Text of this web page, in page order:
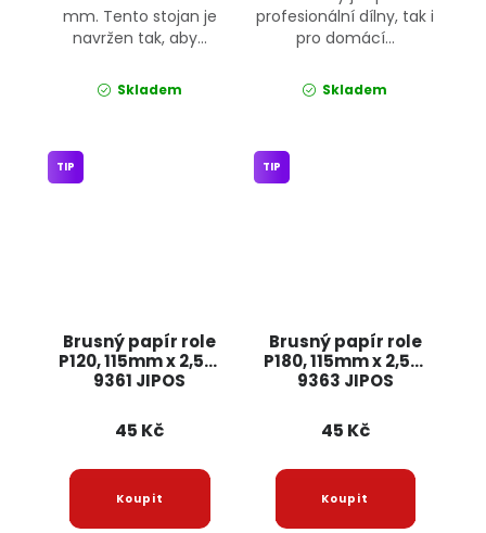
mm. Tento stojan je
navržen tak, aby...
Skladem
profesionální dílny, tak i
pro domácí...
Skladem
Brusný papír role
P120, 115mm x 2,5m
9361 JIPOS
TIP
45 Kč
Brusný papír role
P180, 115mm x 2,5m
9363 JIPOS
TIP
45 Kč